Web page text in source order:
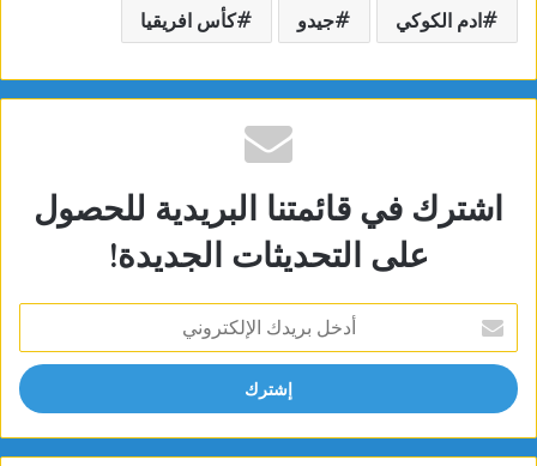
ادم الكوكي جيدو كأس افريقيا
اشترك في قائمتنا البريدية للحصول
على التحديثات الجديدة!
بريدك
الإلكتروني